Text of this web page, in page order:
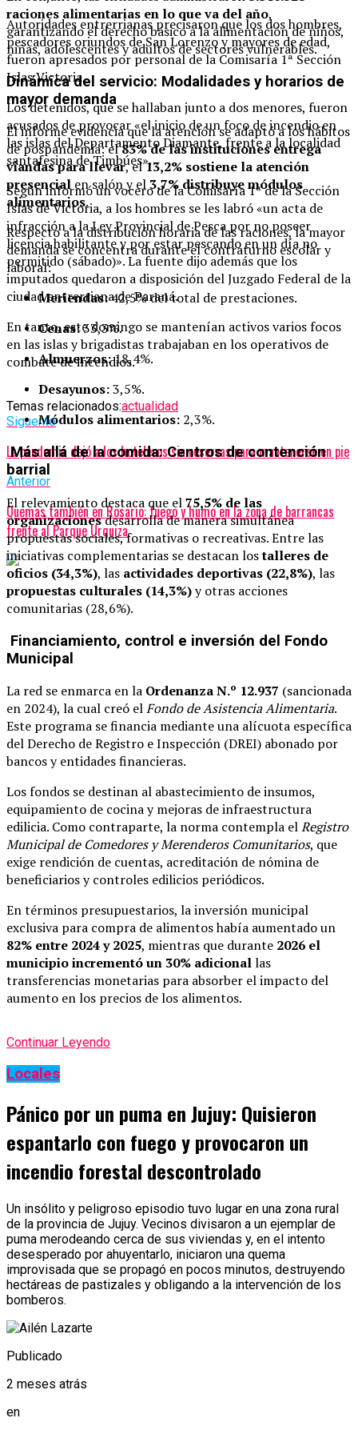
Autoridades entrerrianas precisaron que los dos hombres,
pescadores oriundos de San Lorenzo y mayores de edad,
fueron apresados por personal de la Comisaría 1ª Sección
Islas Victoria.
Los detenidos, que se hallaban junto a dos menores, fueron
acusados de provocar «el inicio de un foco de incendio en
las islas del Departamento Diamante, frente a la localidad
santafesina de Timbúes».
Según informó un vocero de la Comisaría 1ª de la Sección
Islas de Victoria, a los hombres se les labró «un acta de
infracción a la Ley Provincial de Pesca por no poseer
licencia habilitante y por estar pescando en un día no
permitido (sábado)». La fuente dijo además que los
imputados quedaron a disposición del Juzgado Federal de la
ciudad entrerriana de Paraná.
En tanto, este domingo se mantenían activos varios focos
en las islas y brigadistas trabajaban en los operativos de
combate de incendios.
Temas relacionados:actualidad
Siguente
La pandemia dejó a los hoteleros sin reservas para mantenerse en pie
Anterior
Quemas también en Rosario: fuego y humo en la zona de barrancas
frente al Parque Urquiza
raciones alimentarias en lo que va del año,
garantizando el derecho básico a la alimentación de niños,
niñas, adolescentes y adultos de sectores vulnerables.
Dinámica del servicio: Modalidades y horarios de
mayor demanda
El informe evidencia que la atención se adaptó a los hábitos
de pospandemia: el83% de las instituciones entrega
viandas para llevar, el13,2% sostiene la atención
presencialen salón y el3,7% distribuye módulos
alimentarios.
Respecto a la distribución horaria de las raciones, la mayor
demanda se concentra durante el contraturno escolar y
laboral:
Meriendas:42,5% del total de prestaciones.
Cenas:33,3%.
Almuerzos:18,4%.
Desayunos:3,5%.
Módulos alimentarios: 2,3%.
Más allá de la comida: Centros de contención
barrial
El relevamiento destaca que el75,5% de las
organizacionesdesarrolla de manera simultánea
propuestas sociales, formativas o recreativas. Entre las
iniciativas complementarias se destacan lostalleres de
oficios (34,3%), las actividades deportivas (22,8%), las
propuestas culturales (14,3%)y otras acciones
comunitarias (28,6%).
Financiamiento, control e inversión del Fondo
Municipal
La red se enmarca en la Ordenanza N.º 12.937 (sancionada
en 2024), la cual creó elFondo de Asistencia Alimentaria.
Este programa se financia mediante una alícuota específica
del Derecho de Registro e Inspección (DREI) abonado por
bancos y entidades financieras.
Los fondos se destinan al abastecimiento de insumos,
equipamiento de cocina y mejoras de infraestructura
edilicia. Como contraparte, la norma contempla elRegistro
Municipal de Comedores y Merenderos Comunitarios, que
exige rendición de cuentas, acreditación de nómina de
beneficiarios y controles edilicios periódicos.
En términos presupuestarios, la inversión municipal
exclusiva para compra de alimentos había aumentado un
82% entre 2024 y 2025, mientras que durante 2026 el
municipio incrementó un 30% adicionallas
transferencias monetarias para absorber el impacto del
aumento en los precios de los alimentos.
Continuar Leyendo
Locales
Pánico por un puma en Jujuy: Quisieron
espantarlo con fuego y provocaron un
incendio forestal descontrolado
Un insólito y peligroso episodio tuvo lugar en una zona rural
de la provincia de Jujuy. Vecinos divisaron a un ejemplar de
puma merodeando cerca de sus viviendas y, en el intento
desesperado por ahuyentarlo, iniciaron una quema
improvisada que se propagó en pocos minutos, destruyendo
hectáreas de pastizales y obligando a la intervención de los
bomberos.
Publicado
2 meses atrás
en